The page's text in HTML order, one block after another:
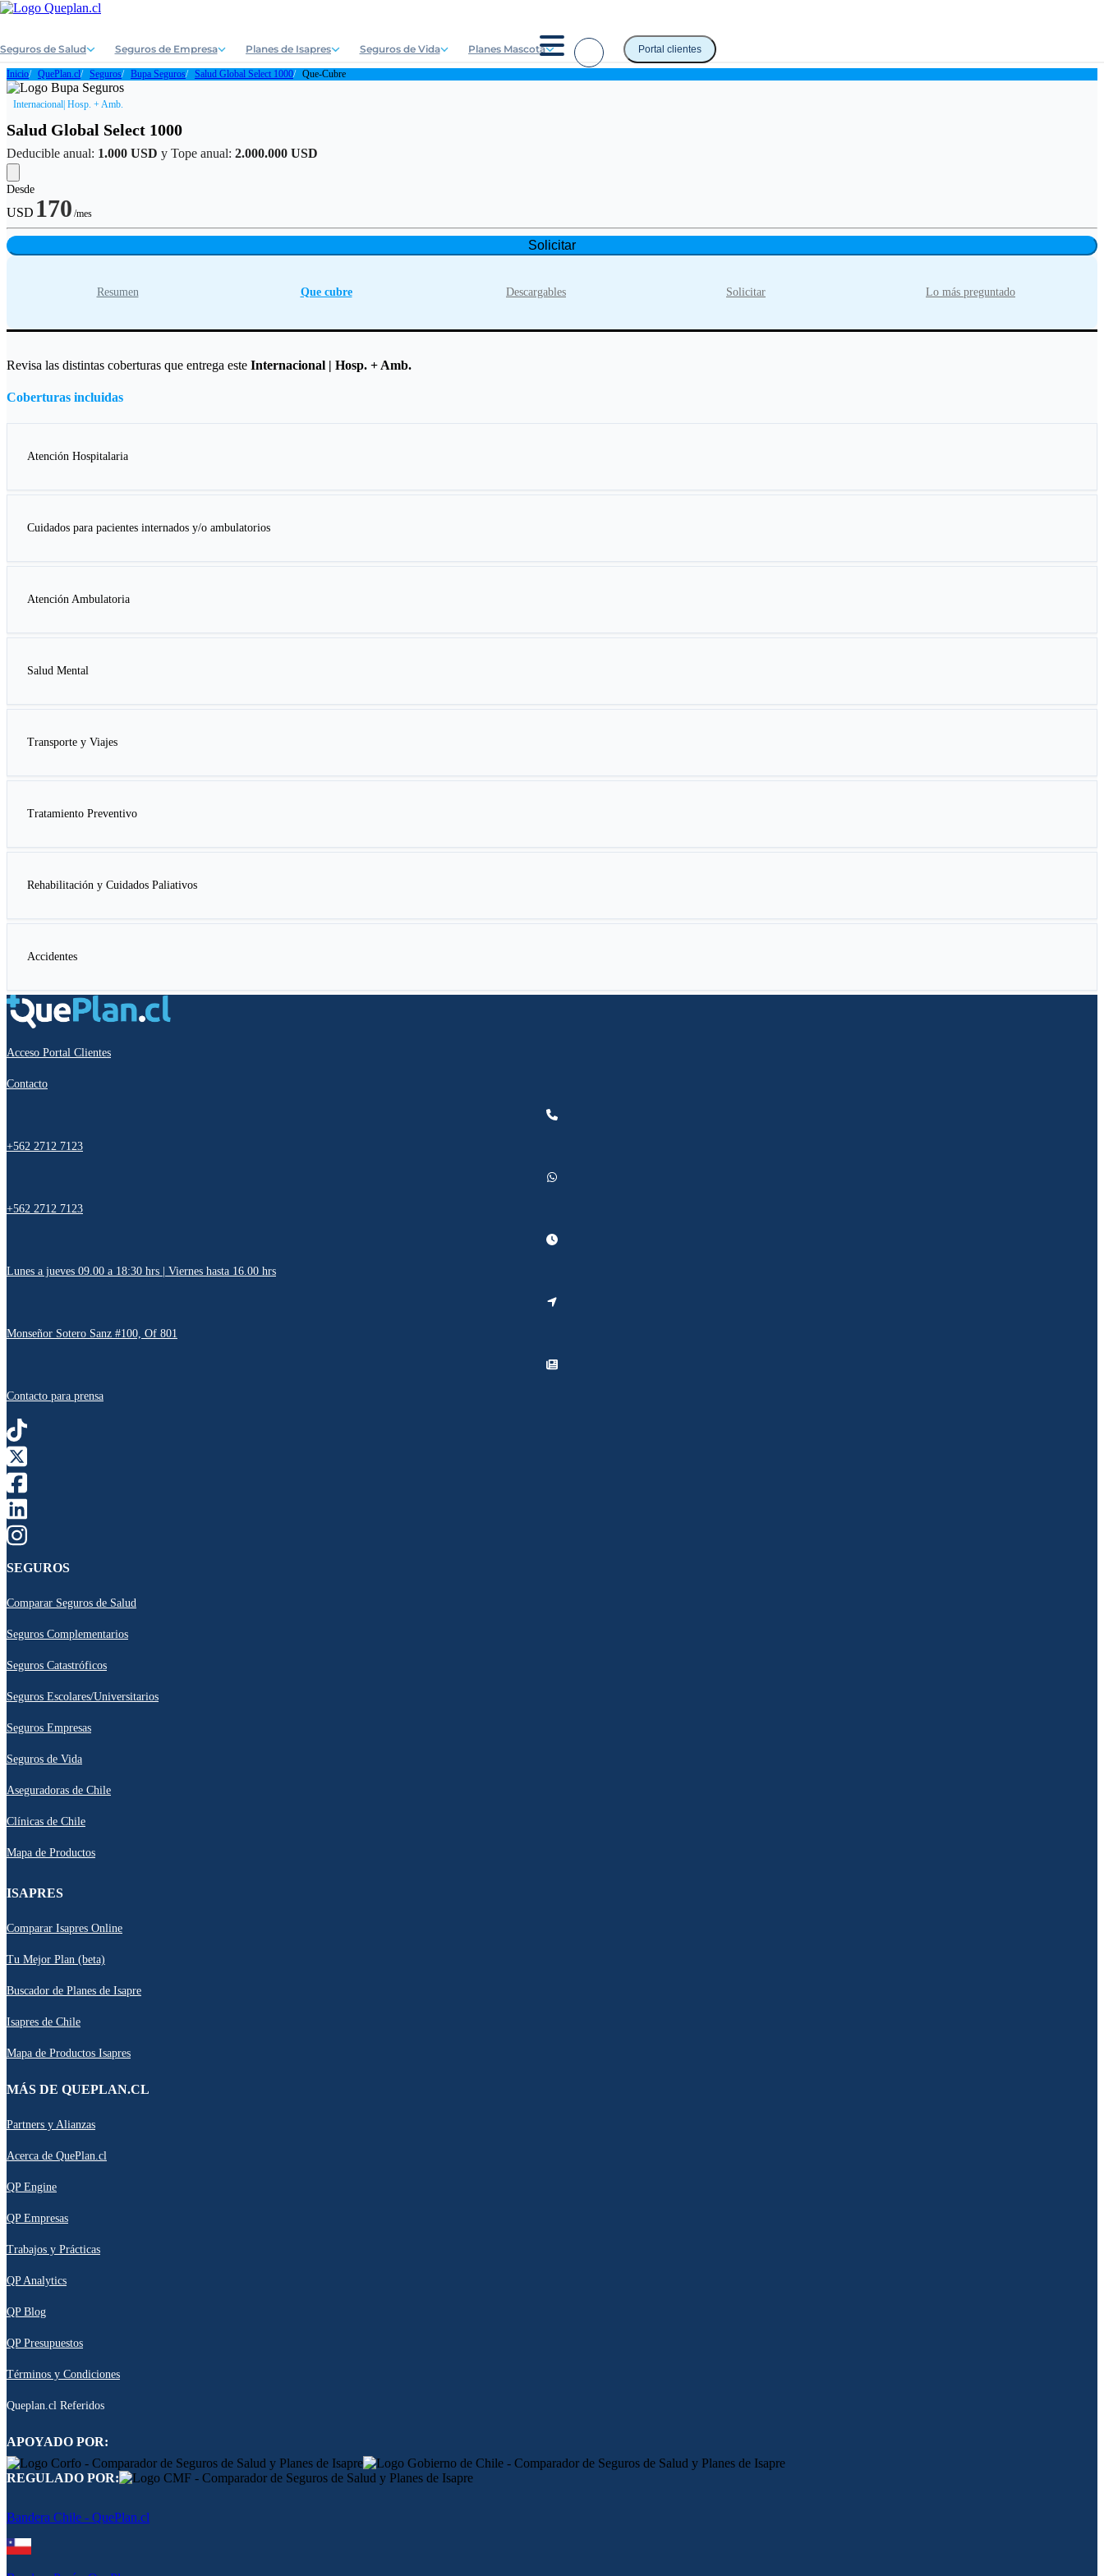
Seguros de Salud Seguros de Empresa Planes de Isapres Seguros de Vida Planes Mascota Portal clientes
Inicio QuePlan.cl Seguros Bupa Seguros Salud Global Select 1000 Que-Cubre
Internacional | Hosp. + Amb.
Salud Global Select 1000
Deducible anual: 1.000 USD y Tope anual: 2.000.000 USD
Desde
USD 170 /mes
Solicitar
Resumen Que cubre Descargables Solicitar Lo más preguntado
Revisa las distintas coberturas que entrega este Internacional | Hosp. + Amb.
Coberturas incluidas
Atención Hospitalaria
Cuidados para pacientes internados y/o ambulatorios
Atención Ambulatoria
Salud Mental
Transporte y Viajes
Tratamiento Preventivo
Rehabilitación y Cuidados Paliativos
Accidentes
Acceso Portal Clientes
Contacto
+562 2712 7123
+562 2712 7123
Lunes a jueves 09.00 a 18:30 hrs | Viernes hasta 16.00 hrs
Monseñor Sotero Sanz #100, Of 801
Contacto para prensa
SEGUROS
Comparar Seguros de Salud
Seguros Complementarios
Seguros Catastróficos
Seguros Escolares/Universitarios
Seguros Empresas
Seguros de Vida
Aseguradoras de Chile
Clínicas de Chile
Mapa de Productos
ISAPRES
Comparar Isapres Online
Tu Mejor Plan (beta)
Buscador de Planes de Isapre
Isapres de Chile
Mapa de Productos Isapres
MÁS DE QUEPLAN.CL
Partners y Alianzas
Acerca de QuePlan.cl
QP Engine
QP Empresas
Trabajos y Prácticas
QP Analytics
QP Blog
QP Presupuestos
Términos y Condiciones
Queplan.cl Referidos
APOYADO POR:
REGULADO POR:
Bandera Chile - QuePlan.cl